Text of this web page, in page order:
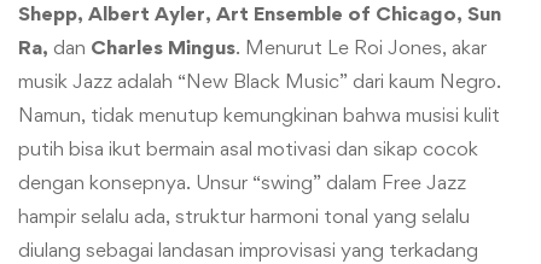
Shepp, Albert Ayler, Art Ensemble of Chicago, Sun
Ra, dan Charles Mingus. Menurut Le Roi Jones, akar
musik Jazz adalah “New Black Music” dari kaum Negro.
Namun, tidak menutup kemungkinan bahwa musisi kulit
putih bisa ikut bermain asal motivasi dan sikap cocok
dengan konsepnya. Unsur “swing” dalam Free Jazz
hampir selalu ada, struktur harmoni tonal yang selalu
diulang sebagai landasan improvisasi yang terkadang